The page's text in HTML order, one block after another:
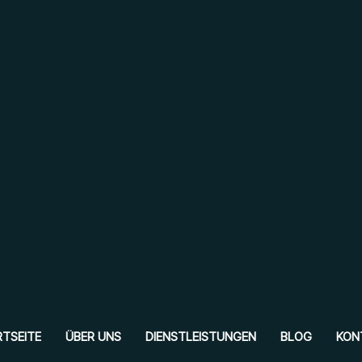
ÜBER UNS DIENSTLEISTUNGEN BLOG